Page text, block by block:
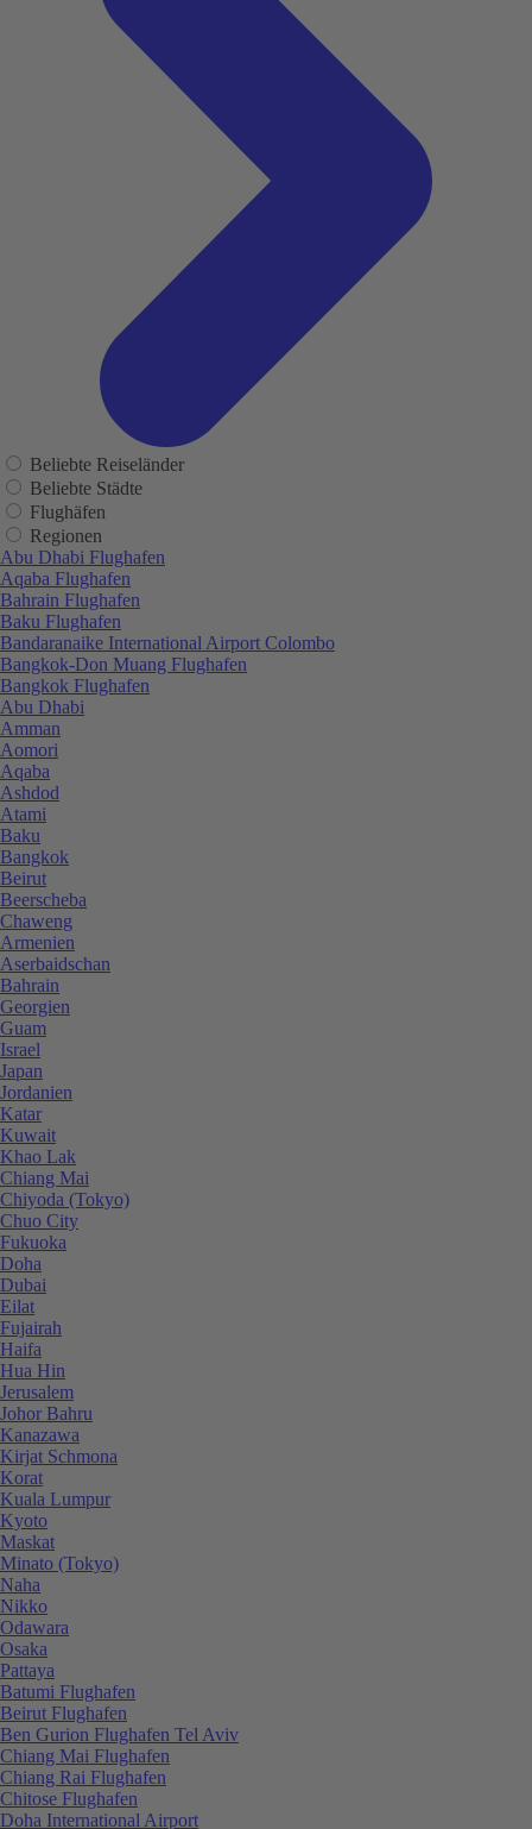
Beliebte Reiseländer
Beliebte Städte
Flughäfen
Regionen
Abu Dhabi Flughafen
Aqaba Flughafen
Bahrain Flughafen
Baku Flughafen
Bandaranaike International Airport Colombo
Bangkok-Don Muang Flughafen
Bangkok Flughafen
Abu Dhabi
Amman
Aomori
Aqaba
Ashdod
Atami
Baku
Bangkok
Beirut
Beerscheba
Chaweng
Armenien
Aserbaidschan
Bahrain
Georgien
Guam
Israel
Japan
Jordanien
Katar
Kuwait
Khao Lak
Chiang Mai
Chiyoda (Tokyo)
Chuo City
Fukuoka
Doha
Dubai
Eilat
Fujairah
Haifa
Hua Hin
Jerusalem
Johor Bahru
Kanazawa
Kirjat Schmona
Korat
Kuala Lumpur
Kyoto
Maskat
Minato (Tokyo)
Naha
Nikko
Odawara
Osaka
Pattaya
Batumi Flughafen
Beirut Flughafen
Ben Gurion Flughafen Tel Aviv
Chiang Mai Flughafen
Chiang Rai Flughafen
Chitose Flughafen
Doha International Airport